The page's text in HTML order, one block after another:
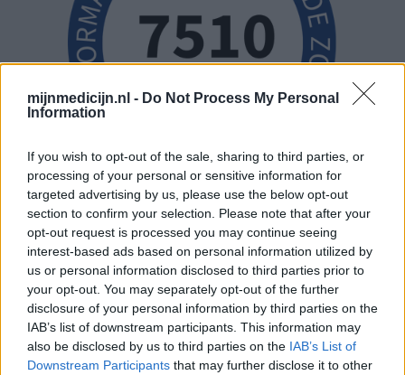
mijnmedicijn.nl - Do Not Process My Personal
Information
If you wish to opt-out of the sale, sharing to third parties, or
processing of your personal or sensitive information for
targeted advertising by us, please use the below opt-out
section to confirm your selection. Please note that after your
opt-out request is processed you may continue seeing
interest-based ads based on personal information utilized by
us or personal information disclosed to third parties prior to
your opt-out. You may separately opt-out of the further
disclosure of your personal information by third parties on the
IAB’s list of downstream participants. This information may
also be disclosed by us to third parties on the IAB’s List of
Downstream Participants that may further disclose it to other